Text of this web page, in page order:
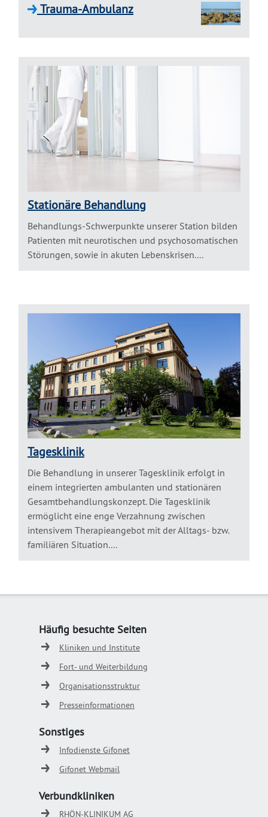
Trauma-Ambulanz
Stationäre Behandlung
Behandlungs-Schwerpunkte unserer Station bilden
Patienten mit neurotischen und psychosomatischen
Störungen, sowie in akuten Lebenskrisen....
Tagesklinik
Die Behandlung in unserer Tagesklinik erfolgt in
einem integrierten ambulanten und stationären
Gesamtbehandlungskonzept. Die Tagesklinik
ermöglicht eine enge Verzahnung zwischen
intensivem Therapieangebot mit der Alltags- bzw.
familiären Situation....
Häufig besuchte Seiten
Kliniken und Institute
Fort- und Weiterbildung
Organisationsstruktur
Presseinformationen
Sonstiges
Infodienste Gifonet
Gifonet Webmail
Verbundkliniken
RHÖN-KLINIKUM AG